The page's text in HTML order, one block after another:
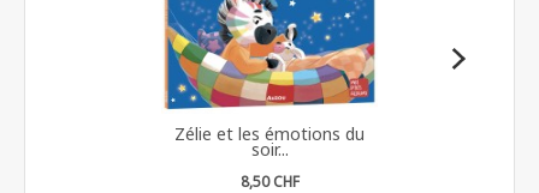
Zélie et les émotions du
soir...
8,50 CHF